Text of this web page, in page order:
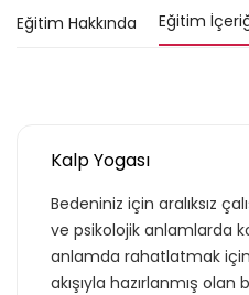
Eğitim Hakkında Eğitim
Kalp Yogası
Bedeniniz için aralıksız
ve psikolojik anlamlarda
anlamda rahatlatmak
akışıyla hazırlanmış